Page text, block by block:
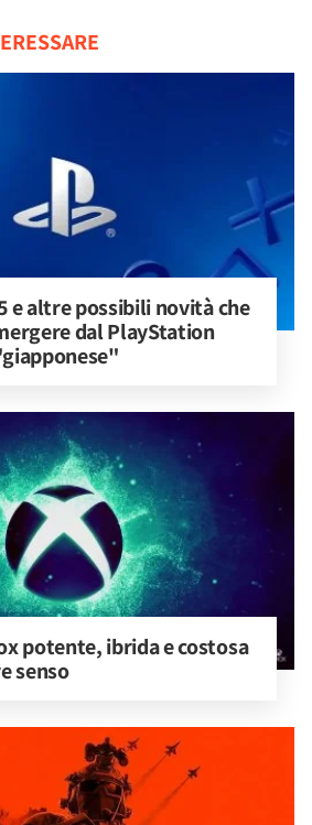
e altre possibili novità che
dal PlayStation
potente, ibrida e costosa
senso